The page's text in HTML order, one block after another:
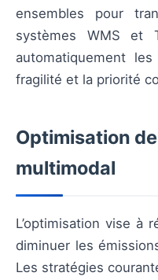
ensembles pour
systèmes WMS et
automatiquement
fragilité et la priorité
Optimisation
multimodal
L’optimisation vise à
diminuer les
Les stratégies